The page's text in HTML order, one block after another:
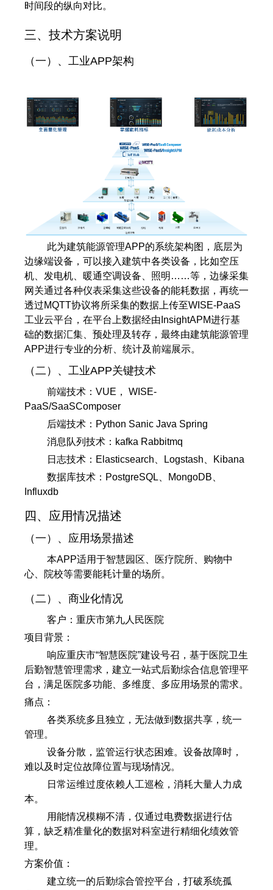
时间段的纵向对比。
三、技术方案说明
（一）、工业APP架构
此为建筑能源管理APP的系统架构图，底层为
边缘端设备，可以接入建筑中各类设备，比如空压
机、发电机、暖通空调设备、照明……等，边缘采集
网关通过各种仪表采集这些设备的能耗数据，再统一
透过MQTT协议将所采集的数据上传至WISE-PaaS
工业云平台，在平台上数据经由InsightAPM进行基
础的数据汇集、预处理及转存，最终由建筑能源管理
APP进行专业的分析、统计及前端展示。
（二）、工业APP关键技术
前端技术：VUE， WISE-
PaaS/SaaSComposer
后端技术：Python Sanic Java Spring
消息队列技术：kafka Rabbitmq
日志技术：Elasticsearch、Logstash、Kibana
数据库技术：PostgreSQL、MongoDB、
Influxdb
四、应用情况描述
（一）、应用场景描述
本APP适用于智慧园区、医疗院所、购物中
心、院校等需要能耗计量的场所。
（二）、商业化情况
客户：重庆市第九人民医院
项目背景：
响应重庆市“智慧医院”建设号召，基于医院卫生
后勤智慧管理需求，建立一站式后勤综合信息管理平
台，满足医院多功能、多维度、多应用场景的需求。
痛点：
各类系统多且独立，无法做到数据共享，统一
管理。
设备分散，监管运行状态困难。设备故障时，
难以及时定位故障位置与现场情况。
日常运维过度依赖人工巡检，消耗大量人力成
本。
用能情况模糊不清，仅通过电费数据进行估
算，缺乏精准量化的数据对科室进行精细化绩效管
理。
方案价值：
建立统一的后勤综合管控平台，打破系统孤